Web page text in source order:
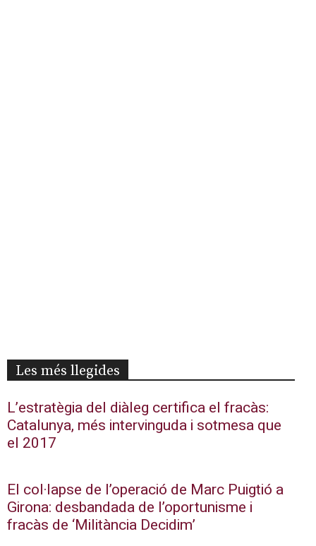
Les més llegides
L’estratègia del diàleg certifica el fracàs:
Catalunya, més intervinguda i sotmesa que
el 2017
El col·lapse de l’operació de Marc Puigtió a
Girona: desbandada de l’oportunisme i
fracàs de ‘Militància Decidim’